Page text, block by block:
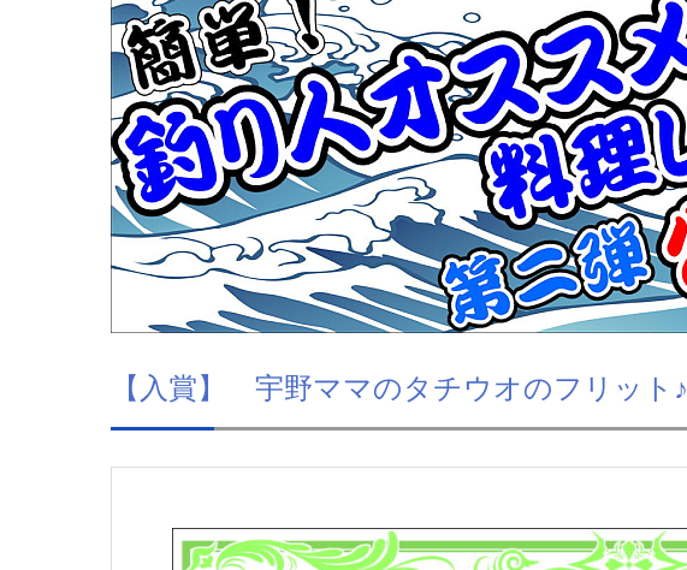
【入賞】 宇野ママのタチウオのフリット♪